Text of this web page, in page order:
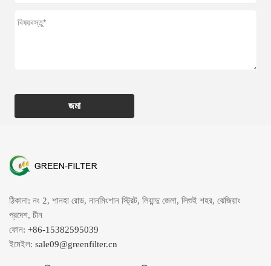
জমা
ঠিকানা: নং 2, শানহা রোড, নানমিংশান স্ট্রিট, লিয়ান্দু জেলা, লিশুই শহর, ঝেজিয়াং
প্রদেশ, চীন
ফোন: +86-15382595039
ইমেইল: sale09@greenfilter.cn